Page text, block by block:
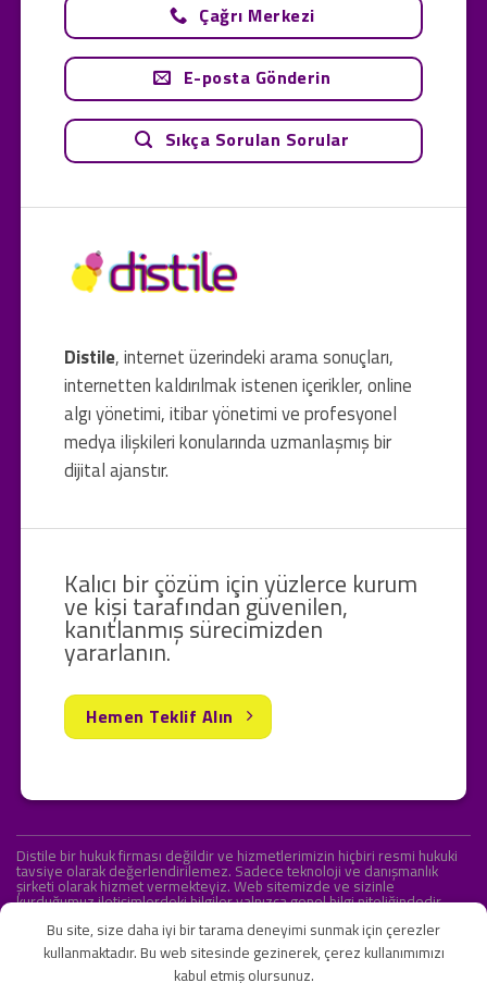
Distile, internet üzerindeki arama sonuçları,
internetten kaldırılmak istenen içerikler, online
algı yönetimi, itibar yönetimi ve profesyonel
medya ilişkileri konularında uzmanlaşmış bir
dijital ajanstır.
Çağrı Merkezi
E-posta Gönderin
Sıkça Sorulan Sorular
Kalıcı bir çözüm için yüzlerce kurum
ve kişi tarafından güvenilen,
kanıtlanmış sürecimizden
yararlanın.
Hemen Teklif Alın
Distile bir hukuk firması değildir ve hizmetlerimizin hiçbiri resmi hukuki
tavsiye olarak değerlendirilemez. Sadece teknoloji ve danışmanlık
şirketi olarak hizmet vermekteyiz. Web sitemizde ve sizinle
kurduğumuz iletişimlerdeki bilgiler yalnızca genel bilgi niteliğindedir.
Bu site, size daha iyi bir tarama deneyimi sunmak için çerezler
kullanmaktadır. Bu web sitesinde gezinerek, çerez kullanımımızı
kabul etmiş olursunuz.